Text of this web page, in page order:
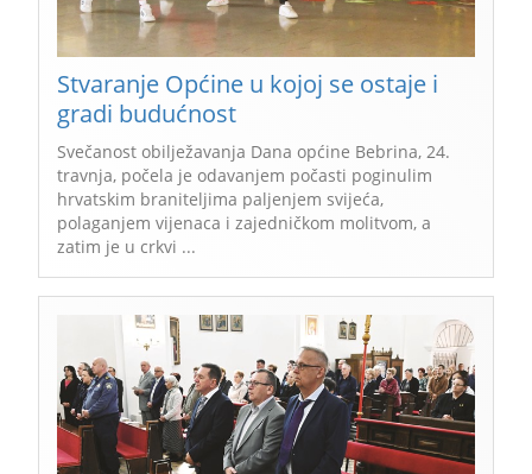
Stvaranje Općine u kojoj se ostaje i
gradi budućnost
Svečanost obilježavanja Dana općine Bebrina, 24.
travnja, počela je odavanjem počasti poginulim
hrvatskim braniteljima paljenjem svijeća,
polaganjem vijenaca i zajedničkom molitvom, a
zatim je u crkvi ...